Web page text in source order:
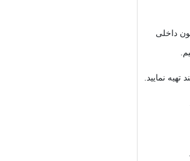
داخلی
نمایید.